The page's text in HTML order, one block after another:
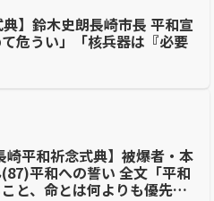
】鈴木史朗長崎市長 平和宣
危うい」「核兵器は『必要
崎平和祈念式典】被爆者・本
平和への誓い 全文「平和
と、命とは何よりも優先さ